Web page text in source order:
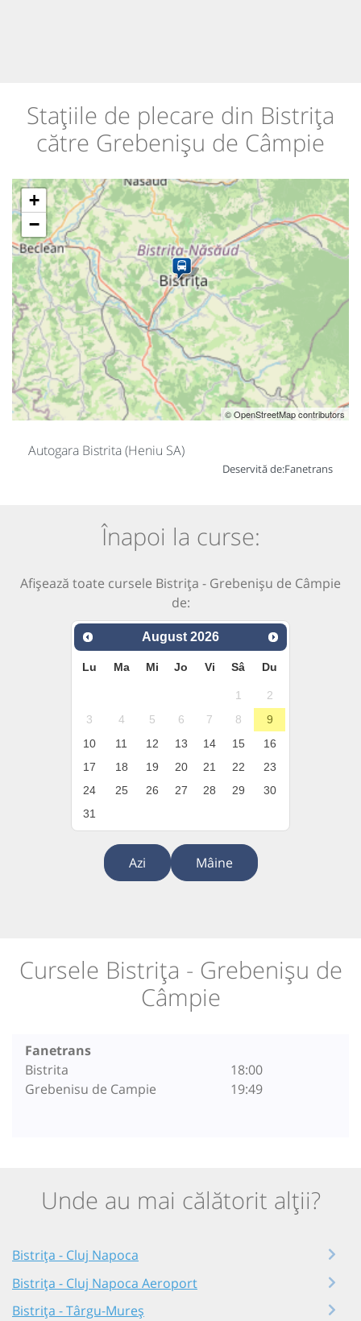
Stațiile de plecare din Bistrița
către Grebenișu de Câmpie
+
−
© OpenStreetMap contributors
Autogara Bistrita (Heniu SA)
Deservită de:Fanetrans
Înapoi la curse:
Afișează toate cursele Bistrița - Grebenișu de Câmpie
de:
August 2026
Lu Ma Mi Jo Vi Sâ Du
1
2
3
4 5 6 7 8
9
10
11 12 13 14 15
16
17
18 19 20 21 22
23
24
25 26 27 28 29
30
31
Azi Mâine
Cursele Bistrița - Grebenișu de
Câmpie
Fanetrans
Bistrita
Grebenisu de Campie
18:00
19:49
Unde au mai călătorit alții?
Bistrița - Cluj Napoca
Bistrița - Cluj Napoca Aeroport
Bistrița - Târgu-Mureș